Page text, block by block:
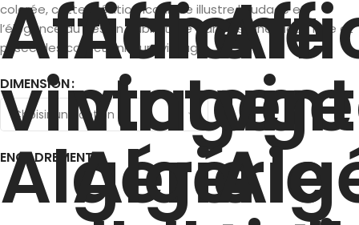
colorée, cette création iconique illustre l’audace et
l’élégance du design publicitaire français. Une pièce rare et
prisée des collectionneurs vintage.
DIMENSION
ENCADREMENT